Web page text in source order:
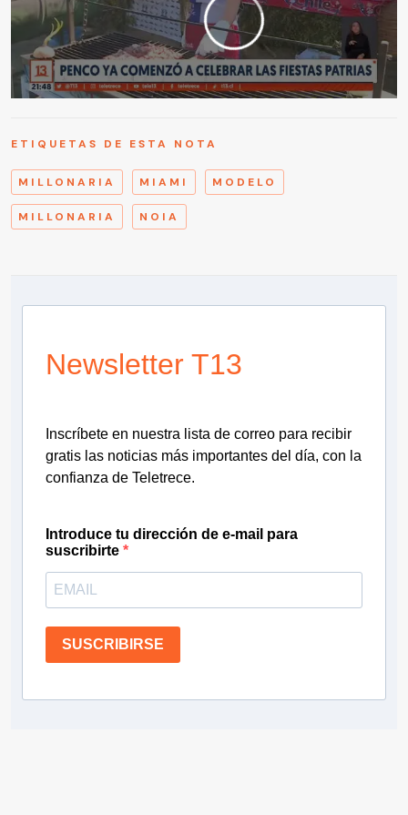
ETIQUETAS DE ESTA NOTA
MILLONARIA MIAMI MODELO
MILLONARIA NOIA
Newsletter T13
Inscríbete en nuestra lista de correo para recibir
gratis las noticias más importantes del día, con la
confianza de Teletrece.
Introduce tu dirección de e-mail para
suscribirte
SUSCRIBIRSE